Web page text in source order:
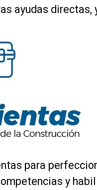
ayudas directas,
para
y